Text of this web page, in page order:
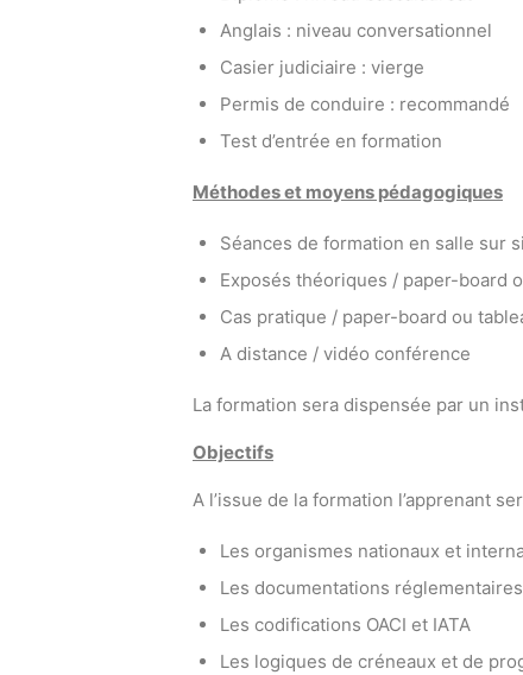
Anglais : niveau conversationnel
Casier judiciaire : vierge
Permis de conduire : recommandé
Test d’entrée en formation
Méthodes et moyens pédagogiques
Séances de formation en salle sur
Exposés théoriques / paper-board
Cas pratique / paper-board ou
A distance / vidéo conférence
La formation sera dispensée par un
Objectifs
A l’issue de la formation l’apprenant
Les organismes nationaux et
Les documentations
Les codifications OACI et IATA
Les logiques de créneaux et de